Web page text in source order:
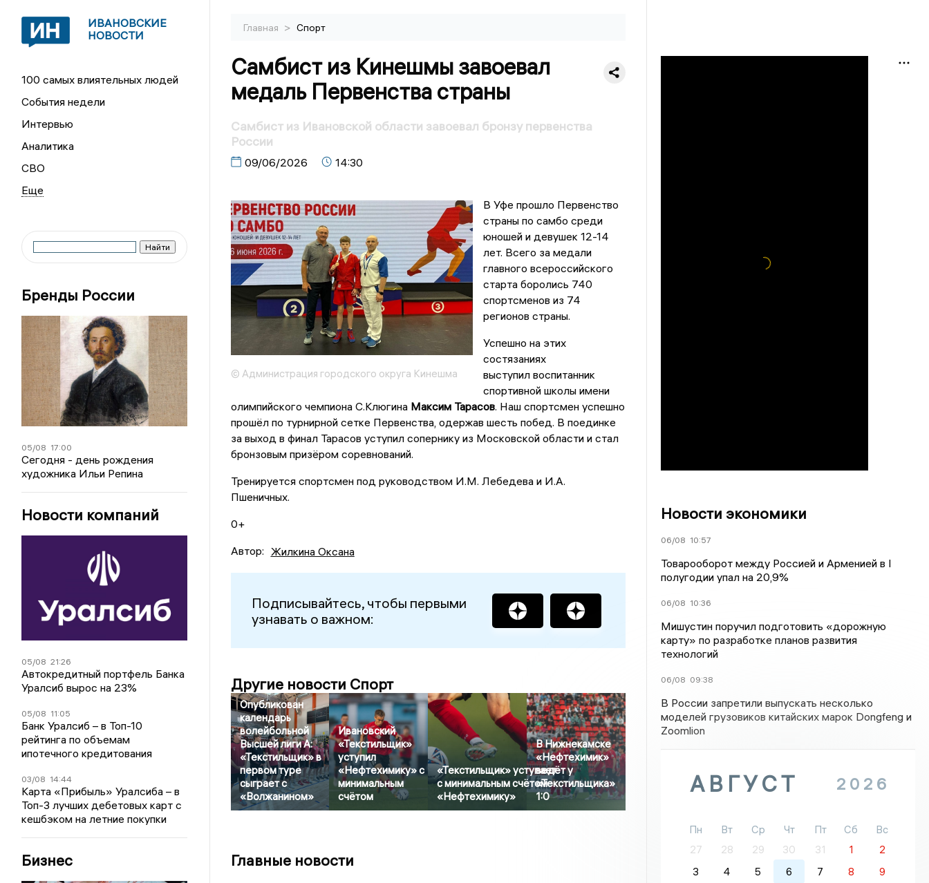
ИВАНОВСКИЕ
НОВОСТИ
100 самых влиятельных людей
События недели
Интервью
Аналитика
СВО
Бренды России
05/08 17:00
Сегодня - день рождения
художника Ильи Репина
Новости компаний
05/08 21:26
Автокредитный портфель Банка
Уралсиб вырос на 23%
05/08 11:05
Банк Уралсиб – в Топ-10
рейтинга по объемам
ипотечного кредитования
03/08 14:44
Карта «Прибыль» Уралсиба – в
Топ-3 лучших дебетовых карт с
кешбэком на летние покупки
Бизнес
Главная > Спорт
Самбист из Кинешмы завоевал
медаль Первенства страны
Самбист из Ивановской области завоевал бронзу первенства
России
09/06/2026 14:30
© Администрация городского округа Кинешма
В Уфе прошло Первенство
страны по самбо среди
юношей и девушек 12-14
лет. Всего за медали
главного всероссийского
старта боролись 740
спортсменов из 74
регионов страны.
Успешно на этих
состязаниях
выступил воспитанник
спортивной школы имени
олимпийского чемпиона С.Клюгина Максим Тарасов. Наш спортсмен успешно
прошёл по турнирной сетке Первенства, одержав шесть побед. В поединке
за выход в финал Тарасов уступил сопернику из Московской области и стал
бронзовым призёром соревнований.
Тренируется спортсмен под руководством И.М. Лебедева и И.А.
Пшеничных.
0+
Автор: Жилкина Оксана
Подписывайтесь, чтобы первыми
узнавать о важном:
Другие новости Спорт
Опубликован
календарь
волейбольной
Высшей лиги А:
«Текстильщик» в
первом туре
сыграет с
«Волжанином»
Ивановский
«Текстильщик»
уступил
«Нефтехимику» с
минимальным
счётом
«Текстильщик» уступает
с минимальным счётом
«Нефтехимику»
В Нижнекамске
«Нефтехимик»
ведёт у
«Текстильщика»
1:0
Главные новости
Новости экономики
06/08 10:57
Товарооборот между Россией и Арменией в I
полугодии упал на 20,9%
06/08 10:36
Мишустин поручил подготовить «дорожную
карту» по разработке планов развития
технологий
06/08 09:38
В России запретили выпускать несколько
моделей грузовиков китайских марок Dongfeng и
Zoomlion
АВГУСТ 2026
Пн Вт Ср Чт Пт Сб
Вс
27
28 29 30 31 1
2
3
4 5 6 7 8
9